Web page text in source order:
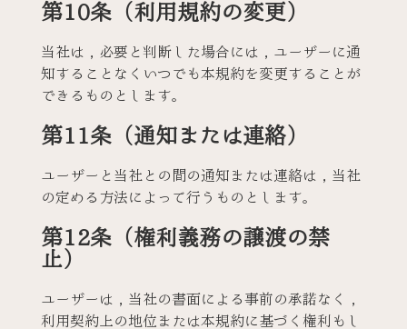
第10条（利用規約の変更）
当社は，必要と判断した場合には，ユーザーに通
知することなくいつでも本規約を変更することが
できるものとします。
第11条（通知または連絡）
ユーザーと当社との間の通知または連絡は，当社
の定める方法によって行うものとします。
第12条（権利義務の譲渡の禁
止）
ユーザーは，当社の書面による事前の承諾なく，
利用契約上の地位または本規約に基づく権利もし